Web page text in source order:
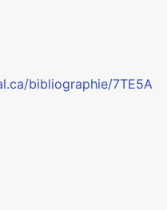
bibliographie/7TE5A